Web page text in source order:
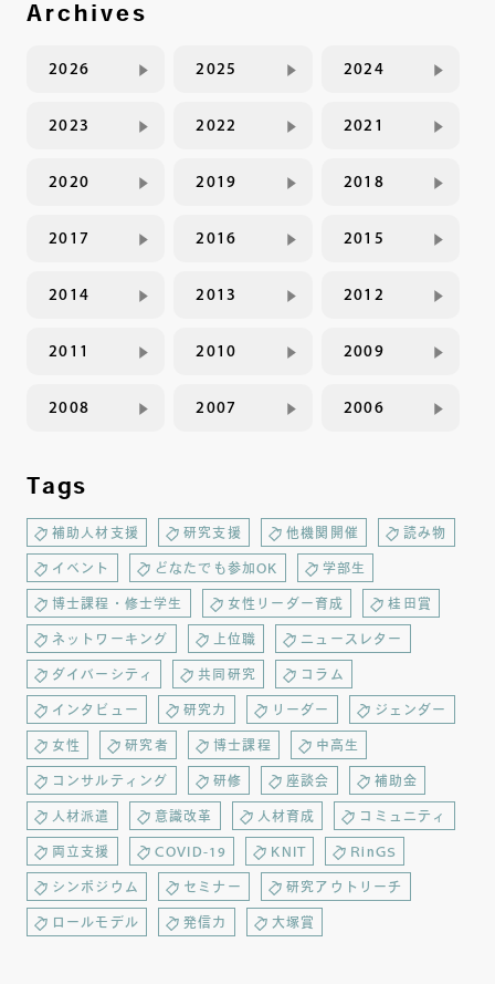
Archives
2026 2025 2024
2023 2022 2021
2020 2019 2018
2017 2016 2015
2014 2013 2012
2011 2010 2009
2008 2007 2006
Tags
補助人材支援 研究支援 他機関開催 読み物
イベント どなたでも参加OK 学部生
博士課程・修士学生 女性リーダー育成 桂田賞
ネットワーキング 上位職 ニュースレター
ダイバーシティ 共同研究 コラム
インタビュー 研究力 リーダー ジェンダー
女性 研究者 博士課程 中高生
コンサルティング 研修 座談会 補助金
人材派遣 意識改革 人材育成 コミュニティ
両立支援 COVID-19 KNIT RinGS
シンポジウム セミナー 研究アウトリーチ
ロールモデル 発信力 大塚賞